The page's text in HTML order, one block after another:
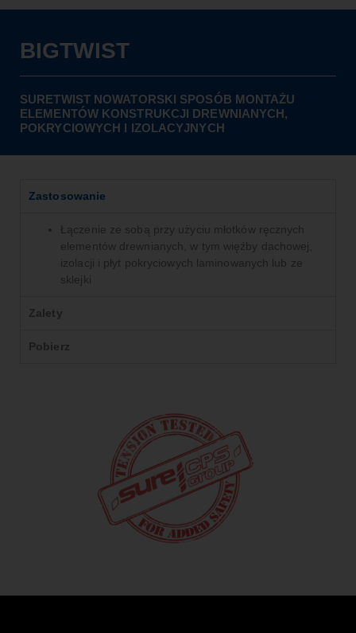
BIGTWIST
SURETWIST NOWATORSKI SPOSÓB MONTAŻU
ELEMENTÓW KONSTRUKCJI DREWNIANYCH,
POKRYCIOWYCH I IZOLACYJNYCH
Zastosowanie
Łączenie ze sobą przy użyciu młotkówręcznych
elementów drewnianych, w tym więźby dachowej,
izolacji i płyt pokryciowych laminowanych lub ze
sklejki
Zalety
Pobierz